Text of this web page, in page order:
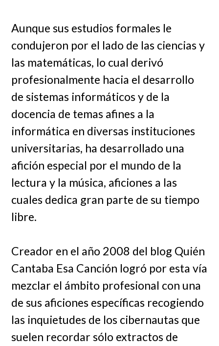
Aunque sus estudios formales le
condujeron por el lado de las ciencias y
las matemáticas, lo cual derivó
profesionalmente hacia el desarrollo
de sistemas informáticos y de la
docencia de temas afines a la
informática en diversas instituciones
universitarias, ha desarrollado una
afición especial por el mundo de la
lectura y la música, aficiones a las
cuales dedica gran parte de su tiempo
libre.
Creador en el año 2008 del blog Quién
Cantaba Esa Canción logró por esta vía
mezclar el ámbito profesional con una
de sus aficiones específicas recogiendo
las inquietudes de los cibernautas que
suelen recordar sólo extractos de